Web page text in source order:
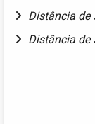
Distância de
Distância de